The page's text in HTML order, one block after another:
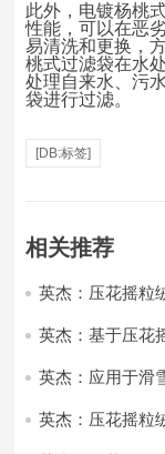
此外，电镀杨桃
性能，可以在恶
易清洗和更换，
桃式过滤袋在水
处理自来水、污
袋进行过滤。
[DB:标签]
相关推荐
英杰：压花摇粒
英杰：基于压花
英杰：应用于滑
英杰：压花摇粒